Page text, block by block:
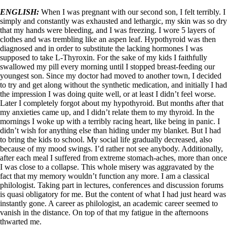
ENGLISH: When I was pregnant with our second son, I felt terribly. I
simply and constantly was exhausted and lethargic, my skin was so dry
that my hands were bleeding, and I was freezing. I wore 5 layers of
clothes and was trembling like an aspen leaf. Hypothyroid was then
diagnosed and in order to substitute the lacking hormones I was
supposed to take L-Thyroxin. For the sake of my kids I faithfully
swallowed my pill every morning until I stopped breast-feeding our
youngest son. Since my doctor had moved to another town, I decided
to try and get along without the synthetic medication, and initially I had
the impression I was doing quite well, or at least I didn’t feel worse.
Later I completely forgot about my hypothyroid. But months after that
my anxieties came up, and I didn’t relate them to my thyroid. In the
mornings I woke up with a terribly racing heart, like being in panic. I
didn’t wish for anything else than hiding under my blanket. But I had
to bring the kids to school. My social life gradually decreased, also
because of my mood swings. I’d rather not see anybody. Additionally,
after each meal I suffered from extreme stomach-aches, more than once
I was close to a collapse. This whole misery was aggravated by the
fact that my memory wouldn’t function any more. I am a classical
philologist. Taking part in lectures, conferences and discussion forums
is quasi obligatory for me. But the content of what I had just heard was
instantly gone. A career as philologist, an academic career seemed to
vanish in the distance. On top of that my fatigue in the afternoons
thwarted me.